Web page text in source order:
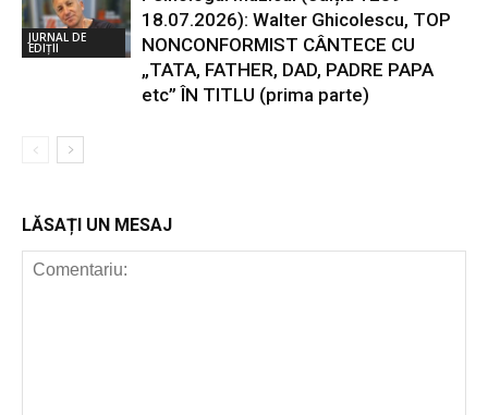
JURNAL DE
EDIȚII
18.07.2026): Walter Ghicolescu, TOP
NONCONFORMIST CÂNTECE CU
„TATA, FATHER, DAD, PADRE PAPA
etc” ÎN TITLU (prima parte)
LĂSAȚI UN MESAJ